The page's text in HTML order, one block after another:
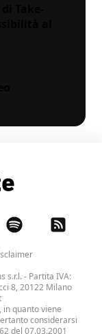
Take-
al
s.r.l.- Partita IVA:
8, 20122 Milano
quanto viene
considerarsi
del 07.03.2001